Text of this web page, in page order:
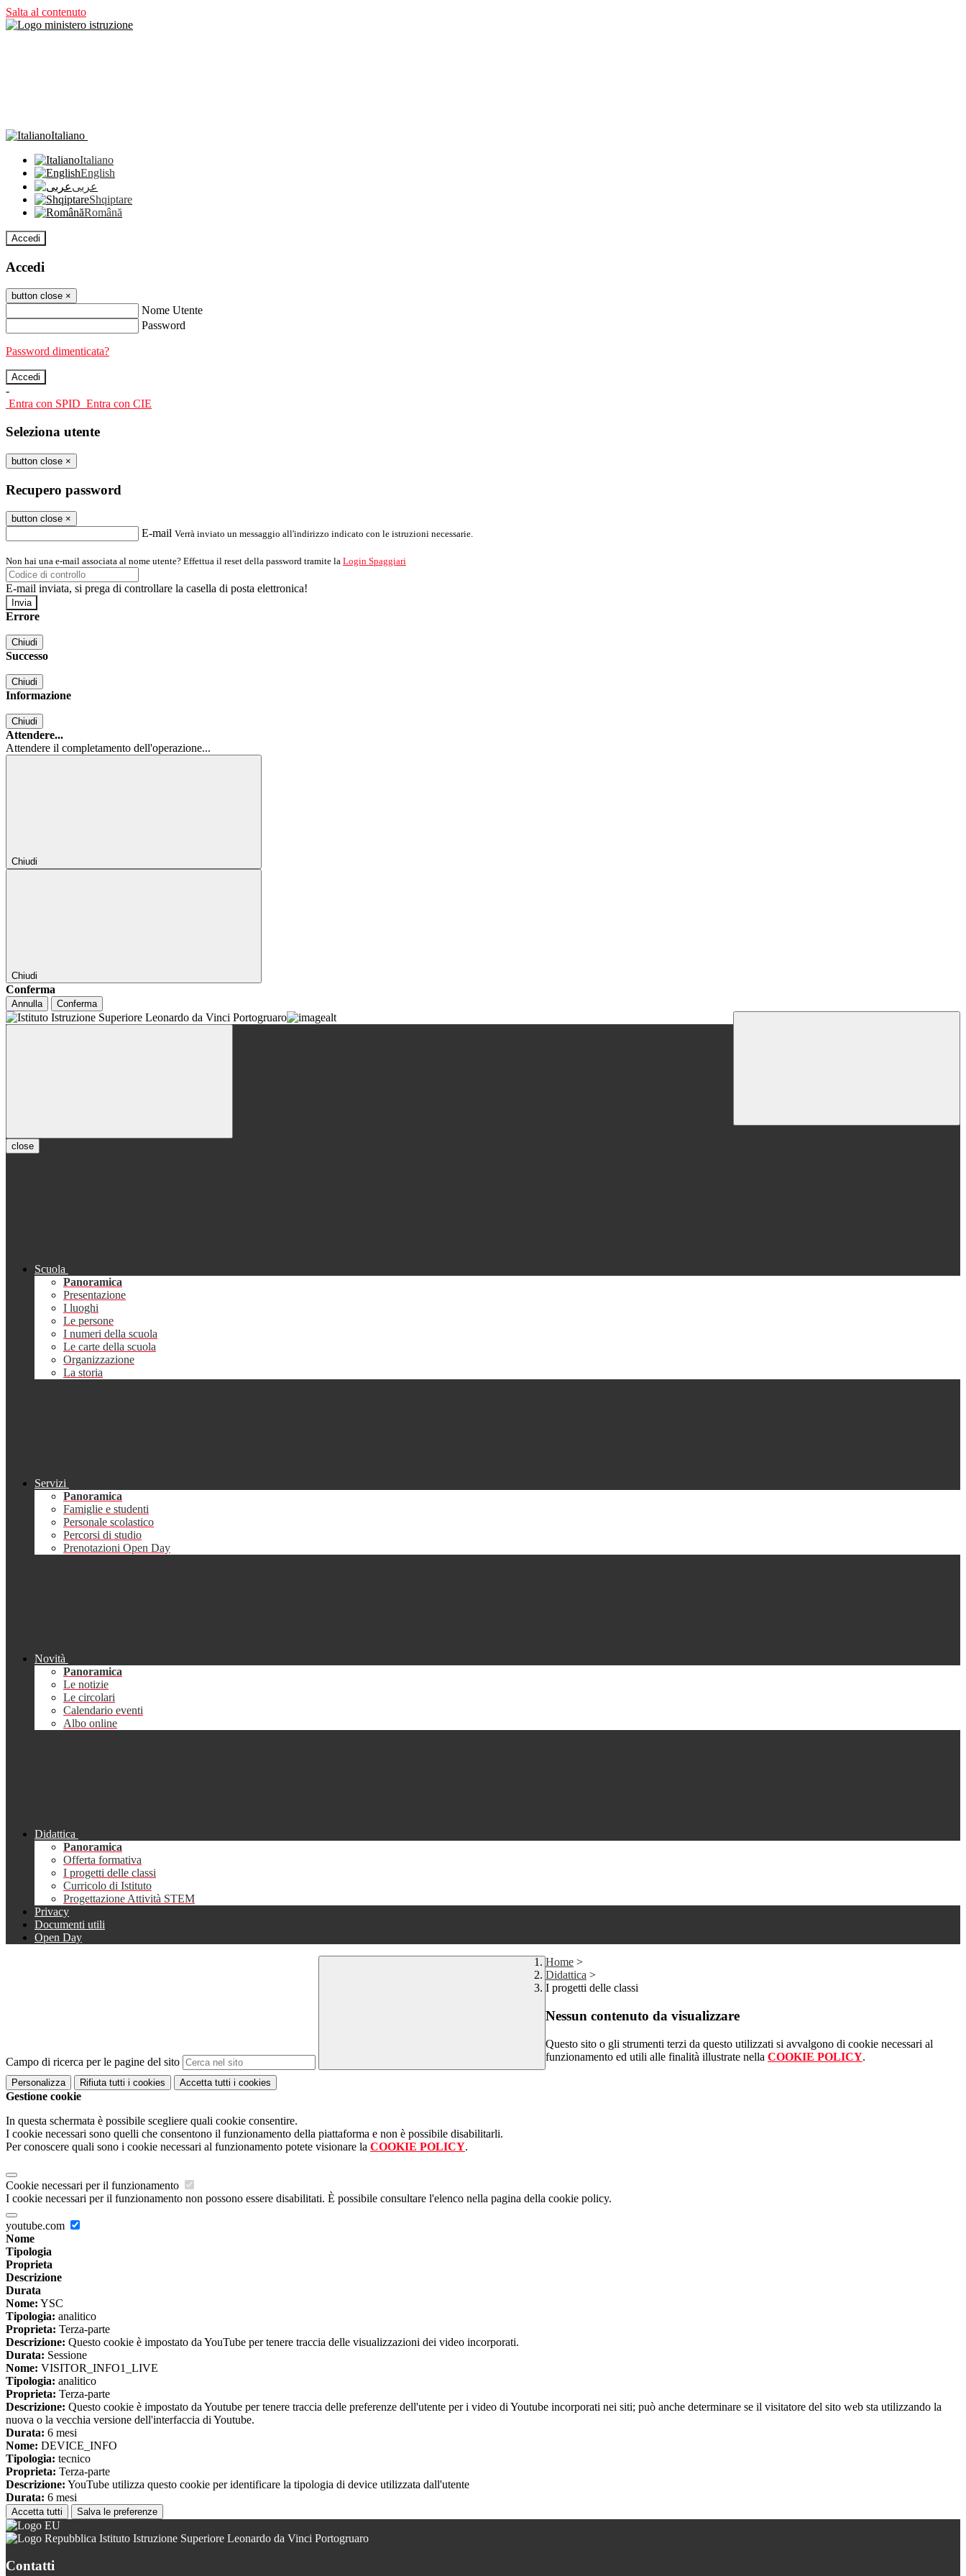
Salta al contenuto
Italiano
Italiano
English
عربى
Shqiptare
Română
Accedi
Accedi
button close ×
Nome Utente
Password
Password dimenticata?
-
Entra con SPID Entra con CIE
Seleziona utente
button close ×
Recupero password
button close ×
E-mail Verrà inviato un messaggio all'indirizzo indicato con le istruzioni necessarie.
Non hai una e-mail associata al nome utente? Effettua il reset della password tramite la Login Spaggiari
E-mail inviata, si prega di controllare la casella di posta elettronica!
Errore
Chiudi
Successo
Chiudi
Informazione
Chiudi
Attendere...
Attendere il completamento dell'operazione...
Chiudi
Chiudi
Conferma
Annulla Conferma
close
Scuola
Panoramica
Presentazione
I luoghi
Le persone
I numeri della scuola
Le carte della scuola
Organizzazione
La storia
Servizi
Panoramica
Famiglie e studenti
Personale scolastico
Percorsi di studio
Prenotazioni Open Day
Novità
Panoramica
Le notizie
Le circolari
Calendario eventi
Albo online
Didattica
Panoramica
Offerta formativa
I progetti delle classi
Curricolo di Istituto
Progettazione Attività STEM
Privacy
Documenti utili
Open Day
Campo di ricerca per le pagine del sito
Home >
Didattica >
I progetti delle classi
Nessun contenuto da visualizzare
Questo sito o gli strumenti terzi da questo utilizzati si avvalgono di cookie necessari al
funzionamento ed utili alle finalità illustrate nella COOKIE POLICY.
Personalizza Rifiuta tutti i cookies Accetta tutti i cookies
Gestione cookie
In questa schermata è possibile scegliere quali cookie consentire.
I cookie necessari sono quelli che consentono il funzionamento della piattaforma e non è possibile disabilitarli.
Per conoscere quali sono i cookie necessari al funzionamento potete visionare la COOKIE POLICY.
Cookie necessari per il funzionamento
I cookie necessari per il funzionamento non possono essere disabilitati. È possibile consultare l'elenco nella pagina della cookie policy.
youtube.com
Nome
Tipologia
Proprieta
Descrizione
Durata
Nome: YSC
Tipologia: analitico
Proprieta: Terza-parte
Descrizione: Questo cookie è impostato da YouTube per tenere traccia delle visualizzazioni dei video incorporati.
Durata: Sessione
Nome: VISITOR_INFO1_LIVE
Tipologia: analitico
Proprieta: Terza-parte
Descrizione: Questo cookie è impostato da Youtube per tenere traccia delle preferenze dell'utente per i video di Youtube incorporati nei siti; può anche determinare se il visitatore del sito web sta utilizzando la
nuova o la vecchia versione dell'interfaccia di Youtube.
Durata: 6 mesi
Nome: DEVICE_INFO
Tipologia: tecnico
Proprieta: Terza-parte
Descrizione: YouTube utilizza questo cookie per identificare la tipologia di device utilizzata dall'utente
Durata: 6 mesi
Accetta tutti Salva le preferenze
Istituto Istruzione Superiore Leonardo da Vinci Portogruaro
Contatti